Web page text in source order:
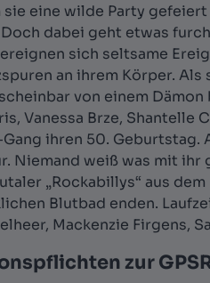
sie eine wilde Party
dabei geht etwas
sich seltsame
an ihrem Körper.
von einem
Vanessa Brze, Shantelle
ihren 50.
weiß was mit ihr
„Rockabillys“ aus
Blutbad enden.
Mackenzie Firgens,
zur